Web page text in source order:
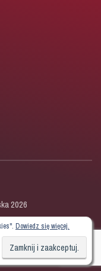
2026
Dowiedz się więcej.